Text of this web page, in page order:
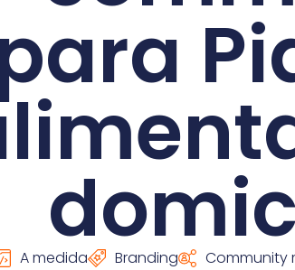
A medida Branding Community